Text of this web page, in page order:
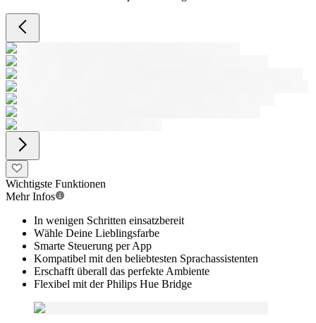
Wichtigste Funktionen
Mehr Infos
In wenigen Schritten einsatzbereit
Wähle Deine Lieblingsfarbe
Smarte Steuerung per App
Kompatibel mit den beliebtesten Sprachassistenten
Erschafft überall das perfekte Ambiente
Flexibel mit der Philips Hue Bridge